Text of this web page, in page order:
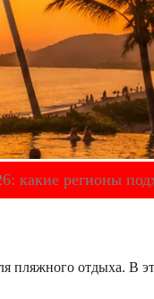
какие регионы
пляжного отдыха. В